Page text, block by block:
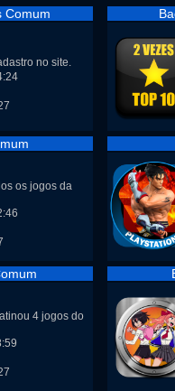
Comum
no site.
os jogos da
4 jogos do